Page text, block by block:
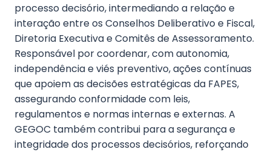
processo decisório, intermediando a relação e
interação entre os Conselhos Deliberativo e Fiscal,
Diretoria Executiva e Comitês de Assessoramento.
Responsável por coordenar, com autonomia,
independência e viés preventivo, ações contínuas
que apoiem as decisões estratégicas da FAPES,
assegurando conformidade com leis,
regulamentos e normas internas e externas. A
GEGOC também contribui para a segurança e
integridade dos processos decisórios, reforçando